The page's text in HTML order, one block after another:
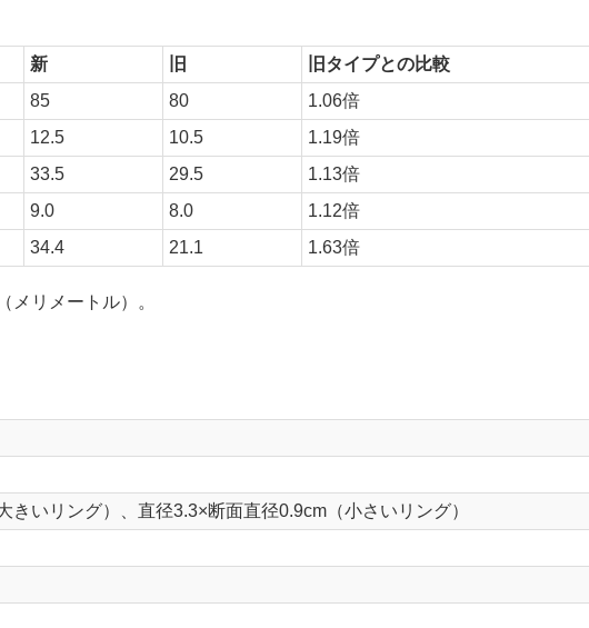
新 旧
旧タイプとの比較
85 80
1.06倍
12.5 10.5
1.19倍
33.5 29.5
1.13倍
9.0 8.0
1.12倍
34.4 21.1 1.63倍
メリメートル）。
きいリング）、直径3.3×断面直径0.9cm（小さいリング）